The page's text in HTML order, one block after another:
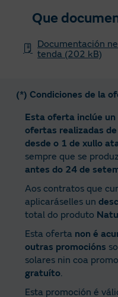
Que
Documentación
tenda (202 kB)
(*) Condiciones de la
Esta oferta inclúe
ofertas realizadas
desde o 1 de xullo
sempre que se
antes do 24 de
Aos contratos que
aplicaráselles un
total do produto
Esta oferta non é
outras promocións
solares nin coa
gratuíto.
Esta promoción é